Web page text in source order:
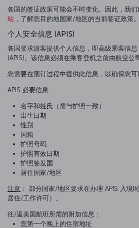
各国的签证政策可能会不时变化。因此，我
站 ，了解您目的地国家/地区的当前签证政策。
个人安全信息 (APIS)
各国要求游客提供个人信息，即高级乘客信
(APIS)。该信息必须在乘客登机之前由航空公
您需要在预订过程中提供此信息，以确保您可
APIS 必要信息
名字和姓氏（需与护照一致）
出生日期
性别
国籍
护照号码
护照有效日期
护照签发国
居住国家/地区
注意 ： 部分国家/地区要求在办理 APIS 入境
居住/工作许可）。
往/返美国航班所需的附加信息：
您第一个晚上的住宿地址